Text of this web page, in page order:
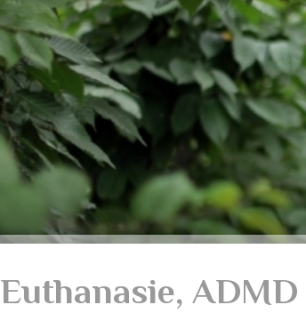
Euthanasie, ADMD